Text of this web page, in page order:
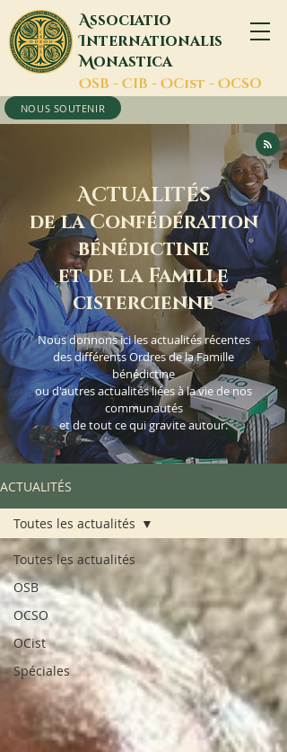
Associatio
Internationalis
Monastica
OSB - CIB - OCist - OCSO
NOUS SOUTENIR
ACTUALITÉS
de la Confédération
bénédictine
et de la Famille
cistercienne
Nous donnons ici les actualités récentes
des différents Ordres de la Famille
bénédictine
ou d'autres actualités liées à la vie de nos
communautés
et de tout ce qui gravite autour.
ACTUALITÉS
Toutes les actualités
OSB
OCSO
OCist
Spéciales
Toutes les actualités